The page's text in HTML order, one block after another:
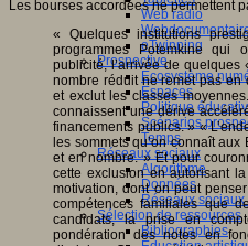
Web radio
eTwinning
Prospective
Ecosystème
Espaces
Politique
Scénarios
Temps
Réseaux sociaux
Algorithme
Données
Réseaux
Sélection de ressources
Bibliographies
Les bourses accordées ne permettent
« Quelques institutions
programmes Potemkine qui
publicité, l’arrivée de
nombre réduit ne remet pas en
et exclut les classes
connaissent une dérive
financements publics. » «
les sommets qu’on connaît
et en nombre. » Et pour
cette exclusion en autorisant
motivation, dont on peut
compétences familiales que
candidats, la prise en
pondération des notes en